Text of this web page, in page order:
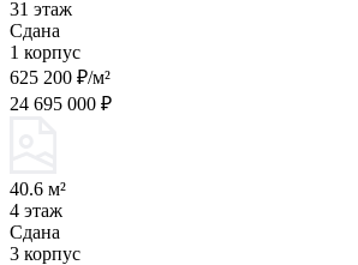
31 этаж
Сдана
1 корпус
625 200 ₽/м²
24 695 000 ₽
40.6 м²
4 этаж
Сдана
3 корпус